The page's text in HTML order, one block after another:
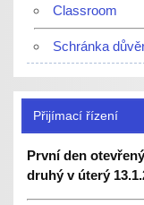
Classroom
Schránka
Přijímací řízení
První den
druhý v úterý